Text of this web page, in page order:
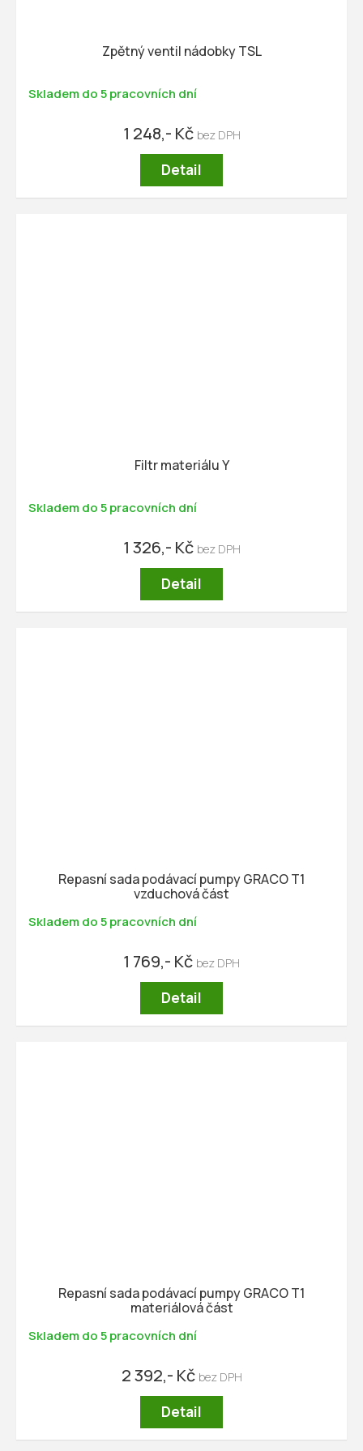
Zpětný ventil nádobky TSL
Skladem do 5 pracovních dní
1 248,- Kč
Detail
Filtr materiálu Y
Skladem do 5 pracovních dní
1 326,- Kč
Detail
Repasní sada podávací pumpy GRACO T1
vzduchová část
Skladem do 5 pracovních dní
1 769,- Kč
Detail
Repasní sada podávací pumpy GRACO T1
materiálová část
Skladem do 5 pracovních dní
2 392,- Kč
Detail